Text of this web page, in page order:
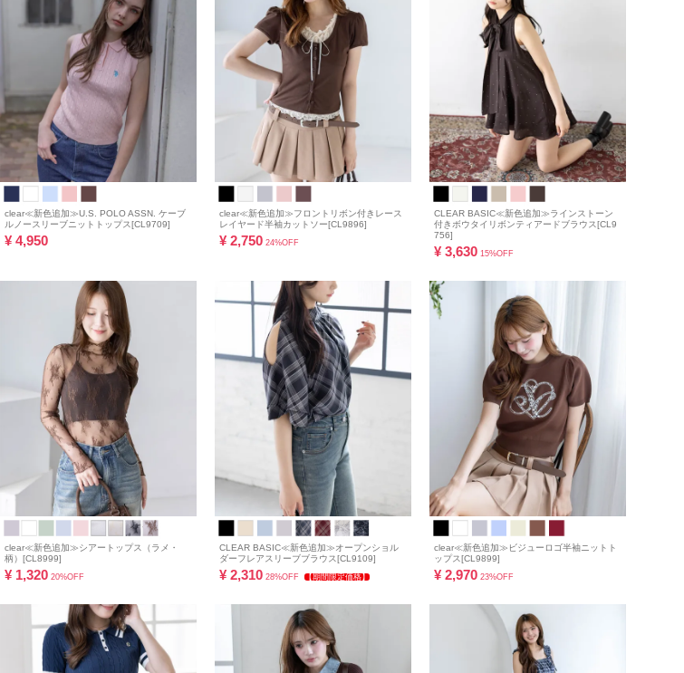
clear≪新色追加≫U.S. POLO ASSN. ケーブ
ルノースリーブニットトップス[CL9709]
¥ 4,950
clear≪新色追加≫フロントリボン付きレース
レイヤード半袖カットソー[CL9896]
¥ 2,750 24%OFF
CLEAR BASIC≪新色追加≫ラインストーン
付きボウタイリボンティアードブラウス[CL9
756]
¥ 3,630 15%OFF
clear≪新色追加≫シアートップス（ラメ・
柄）[CL8999]
¥ 1,320 20%OFF
CLEAR BASIC≪新色追加≫オープンショル
ダーフレアスリーブブラウス[CL9109]
¥ 2,310 28%OFF 【期間限定価格】
clear≪新色追加≫ビジューロゴ半袖ニットト
ップス[CL9899]
¥ 2,970 23%OFF